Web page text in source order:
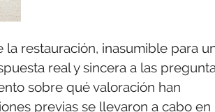
restauración, inasumible para
real y sincera a las
sobre qué valoración han
previas se llevaron a cabo en